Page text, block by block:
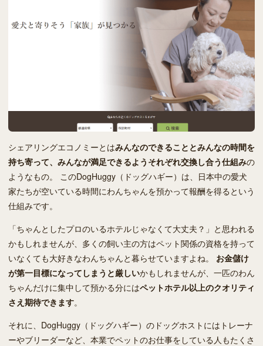
シェアリングエコノミーとはみんなのできることとみんなの時間を
持ち寄って、みんなが満足できるようそれぞれ交換し合う仕組みの
ようなもの。 このDogHuggy（ドッグハギー）は、日本中の愛犬
家たちが空いている時間にわんちゃんを預かって報酬を得るという
仕組みです。
「ちゃんとしたプロのいるホテルじゃなくて大丈夫？」と思われる
かもしれませんが、多くの飼い主の方はペット関係の資格を持って
いなくても大好きなわんちゃんと暮らせていますよね。 お金儲け
が第一目標になってしまうと厳しいかもしれませんが、一匹のわん
ちゃんだけに集中して預かる分にはペットホテル以上のクオリティ
さえ期待できます。
それに、DogHuggy（ドッグハギー）のドッグホストにはトレーナ
ーやブリーダーなど、本業でペットのお仕事をしている人もたくさ